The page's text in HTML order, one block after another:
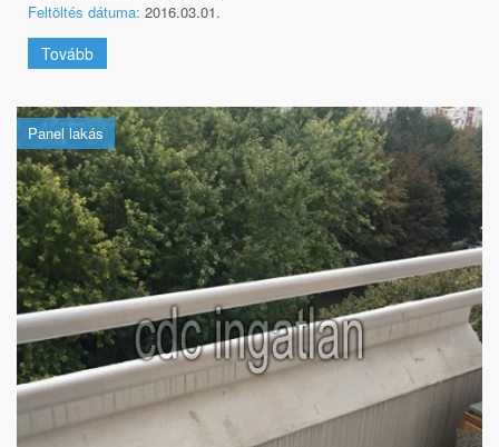
Feltöltés dátuma: 2016.03.01.
Tovább
Panel lakás